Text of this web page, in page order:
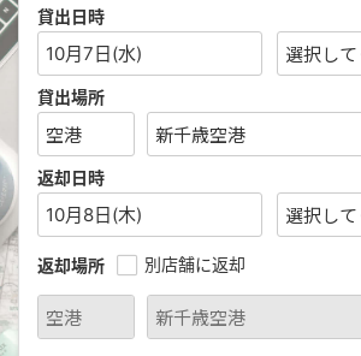
貸出日時
10月7日(水)
貸出場所
返却日時
10月8日(木)
返却場所 別店舗に返却